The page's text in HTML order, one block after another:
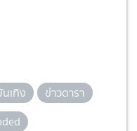
เทิง
ข่าวดารา